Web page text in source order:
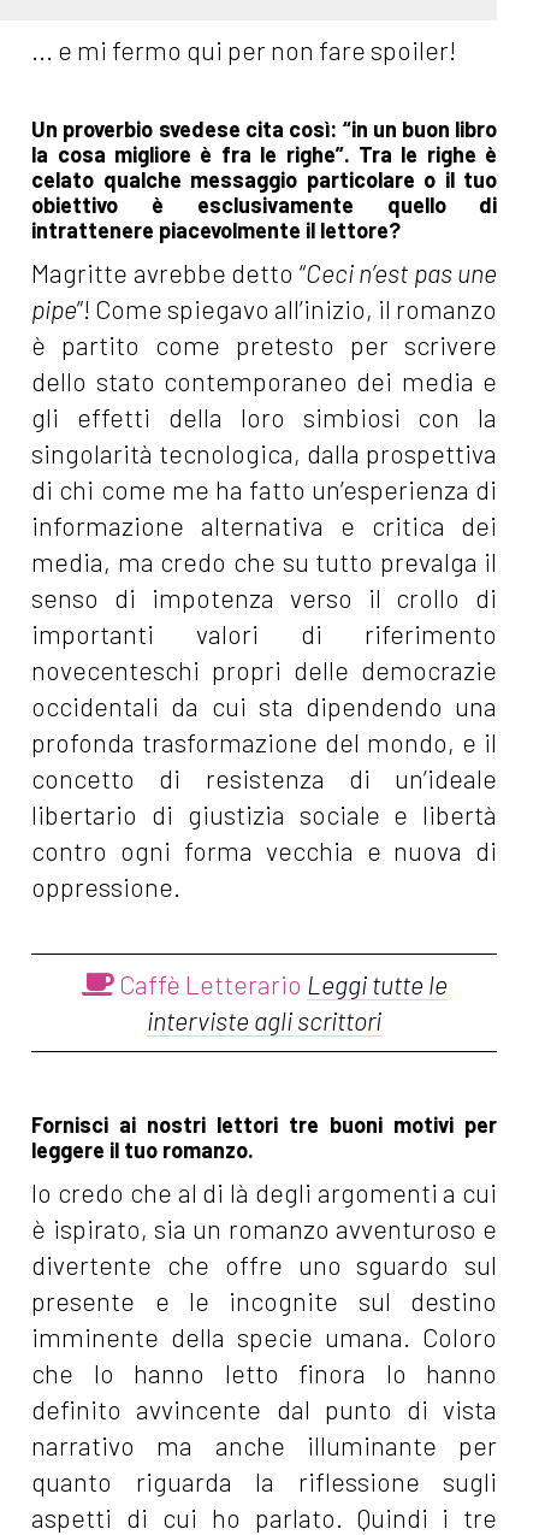
... e mi fermo qui per non fare spoiler!
Un proverbio svedese cita così: “in un buon libro
la cosa migliore è fra le righe”. Tra le righe è
celato qualche messaggio particolare o il tuo
obiettivo è esclusivamente quello di
intrattenere piacevolmente il lettore?
Magritte avrebbe detto “Ceci n’est pas une
pipe”! Come spiegavo all’inizio, il romanzo
è partito come pretesto per scrivere
dello stato contemporaneo dei media e
gli effetti della loro simbiosi con la
singolarità tecnologica, dalla prospettiva
di chi come me ha fatto un’esperienza di
informazione alternativa e critica dei
media, ma credo che su tutto prevalga il
senso di impotenza verso il crollo di
importanti valori di riferimento
novecenteschi propri delle democrazie
occidentali da cui sta dipendendo una
profonda trasformazione del mondo, e il
concetto di resistenza di un’ideale
libertario di giustizia sociale e libertà
contro ogni forma vecchia e nuova di
oppressione.
Caffè Letterario Leggi tutte le
interviste agli scrittori
Fornisci ai nostri lettori tre buoni motivi per
leggere il tuo romanzo.
Io credo che al di là degli argomenti a cui
è ispirato, sia un romanzo avventuroso e
divertente che offre uno sguardo sul
presente e le incognite sul destino
imminente della specie umana. Coloro
che lo hanno letto finora lo hanno
definito avvincente dal punto di vista
narrativo ma anche illuminante per
quanto riguarda la riflessione sugli
aspetti di cui ho parlato. Quindi i tre